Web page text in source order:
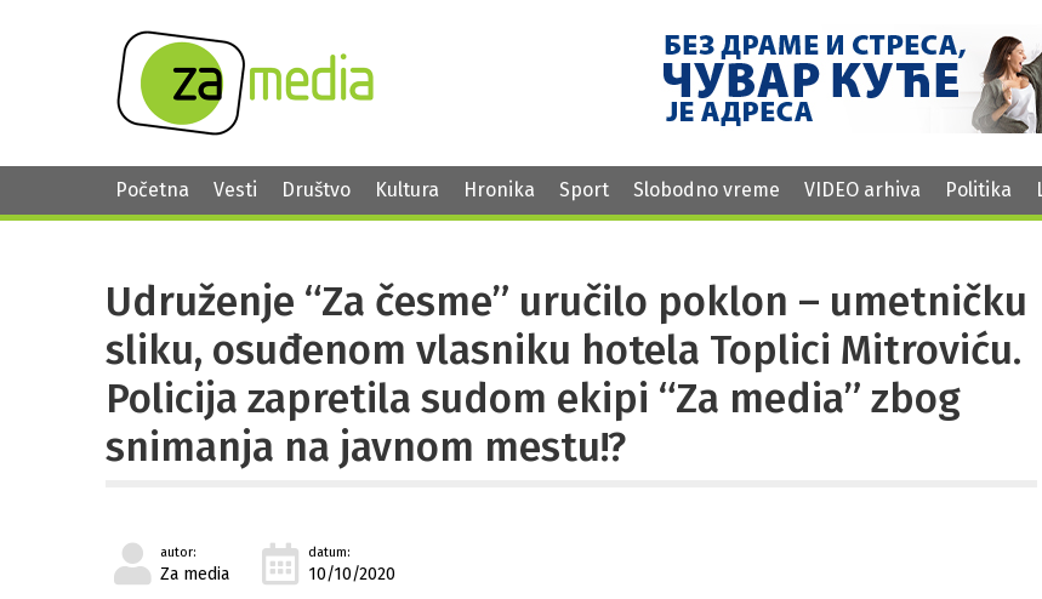
Početna Vesti Društvo Kultura Hronika Sport Slobodno vreme VIDEO arhiva Politika
Udruženje “Za česme” uručilo poklon – umetničku
sliku, osuđenom vlasniku hotela Toplici Mitroviću.
Policija zapretila sudom ekipi “Za media” zbog
snimanja na javnom mestu!?
autor:
Za media
datum:
10/10/2020